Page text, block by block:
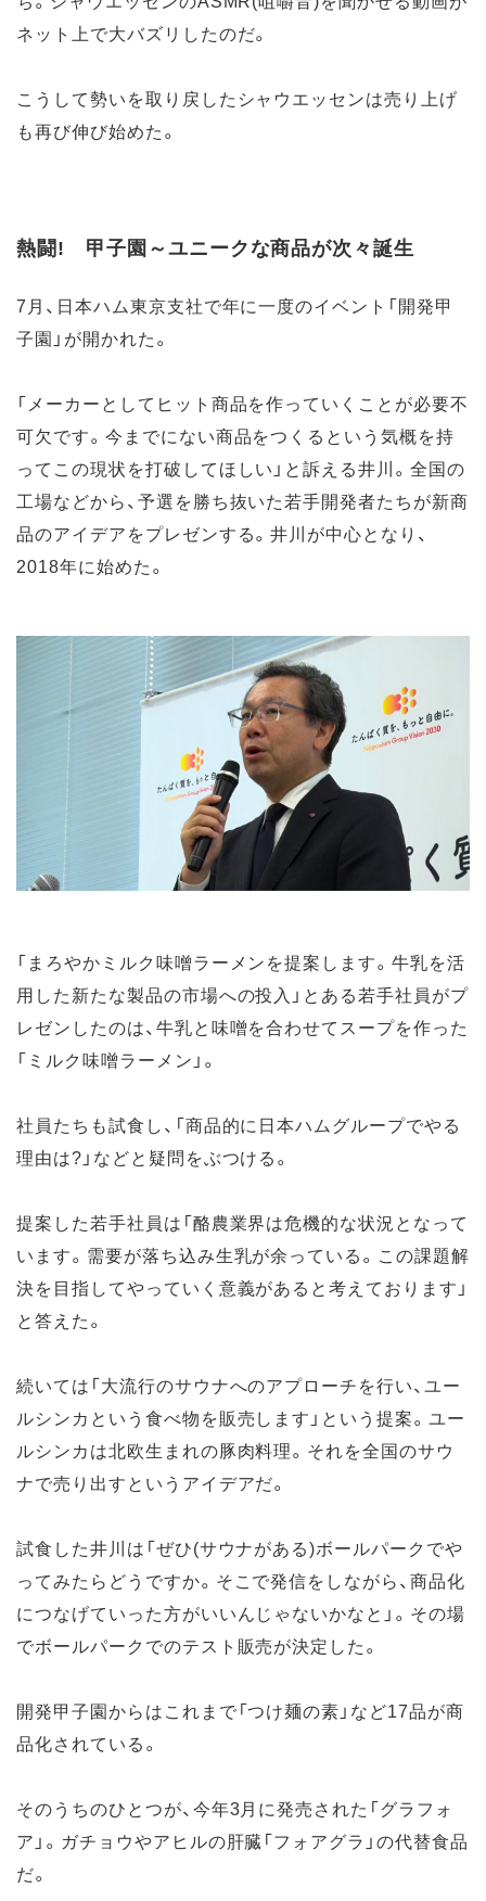
ネット上で大バズリしたのだ。
こうして勢いを取り戻したシャウエッセンは売り上げ
も再び伸び始めた。
熱闘! 甲子園～ユニークな商品が次々誕生
7月、日本ハム東京支社で年に一度のイベント「開発甲
子園」が開かれた。
「メーカーとしてヒット商品を作っていくことが必要不
可欠です。今までにない商品をつくるという気概を持
ってこの現状を打破してほしい」と訴える井川。全国の
工場などから、予選を勝ち抜いた若手開発者たちが新商
品のアイデアをプレゼンする。井川が中心となり、
2018年に始めた。
「まろやかミルク味噌ラーメンを提案します。牛乳を活
用した新たな製品の市場への投入」とある若手社員がプ
レゼンしたのは、牛乳と味噌を合わせてスープを作った
「ミルク味噌ラーメン」。
社員たちも試食し、「商品的に日本ハムグループでやる
理由は?」などと疑問をぶつける。
提案した若手社員は「酪農業界は危機的な状況となって
います。需要が落ち込み生乳が余っている。この課題解
決を目指してやっていく意義があると考えております」
と答えた。
続いては「大流行のサウナへのアプローチを行い、ユー
ルシンカという食べ物を販売します」という提案。ユー
ルシンカは北欧生まれの豚肉料理。それを全国のサウ
ナで売り出すというアイデアだ。
試食した井川は「ぜひ(サウナがある)ボールパークでや
ってみたらどうですか。そこで発信をしながら、商品化
につなげていった方がいいんじゃないかなと」。その場
でボールパークでのテスト販売が決定した。
開発甲子園からはこれまで「つけ麺の素」など17品が商
品化されている。
そのうちのひとつが、今年3月に発売された「グラフォ
ア」。ガチョウやアヒルの肝臓「フォアグラ」の代替食品
だ。